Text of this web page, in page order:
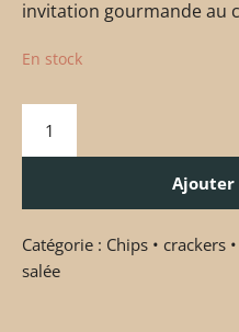
invitation gourmande au
En stock
Ajouter
Catégorie : Chips • crackers
salée